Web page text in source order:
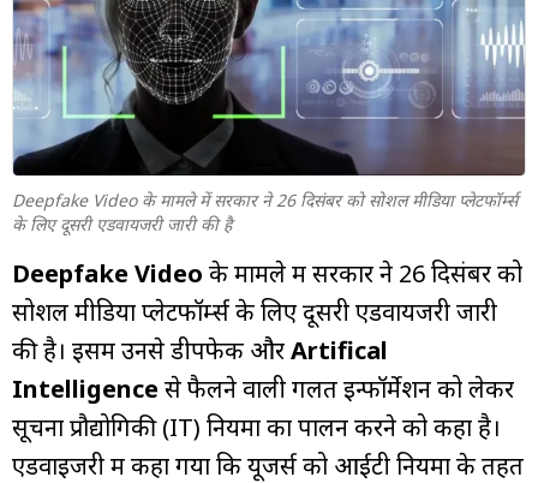
वीडियो
म्यूचुअल
फंड
Deepfake Video के मामले में सरकार ने 26 दिसंबर को सोशल मीडिया प्लेटफॉर्म्स
के लिए दूसरी एडवायजरी जारी की है
Deepfake Video के मामले में सरकार ने 26 दिसंबर को
सोशल मीडिया प्लेटफॉर्म्स के लिए दूसरी एडवायजरी जारी
की है। इसमें उनसे डीपफेक औरArtifical
Intelligence से फैलने वाली गलत इन्फॉर्मेशन को लेकर
सूचना प्रौद्योगिकी (IT) नियमों का पालन करने को कहा है।
एडवाइजरी में कहा गया कि यूजर्स को आईटी नियमों के तहत